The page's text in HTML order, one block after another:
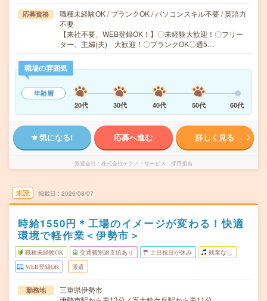
応募資格
職種未経験OK / ブランクOK / パソコンスキル不要 / 英語力
不要
【来社不要、WEB登録OK！】〇未経験大歓迎！〇フリー
ター、主婦(夫) 大歓迎！〇ブランクOK〇週5…
職場の雰囲気
年齢層
20代
30代 40代 50代 60代
気になる! 応募へ進む 詳しく見る
派遣会社 株式会社テクノ・サービス 採用担当
未読 掲載日 2026/08/07
時給1550円＊工場のイメージが変わる！快適
環境で軽作業＜伊勢市＞
職種未経験OK 交通費別途支給あり 土日祝日が休み 残業なし
WEB登録OK 派遣
勤務地
三重県伊勢市